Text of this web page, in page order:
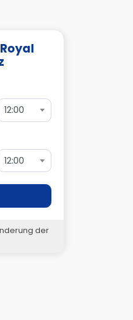
12:00
12:00
der